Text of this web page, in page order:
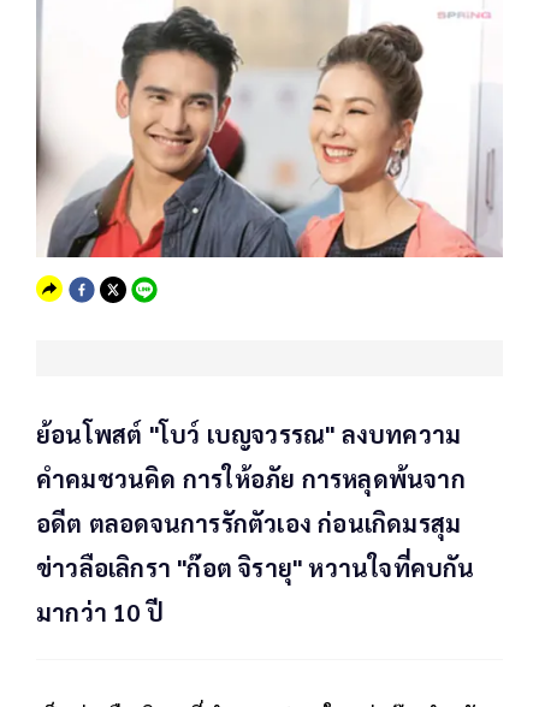
ย้อนโพสต์ "โบว์ เบญจวรรณ" ลงบทความ
คำคมชวนคิด การให้อภัย การหลุดพ้นจาก
อดีต ตลอดจนการรักตัวเอง ก่อนเกิดมรสุม
ข่าวลือเลิกรา "ก๊อต จิรายุ" หวานใจที่คบกัน
มากว่า 10 ปี